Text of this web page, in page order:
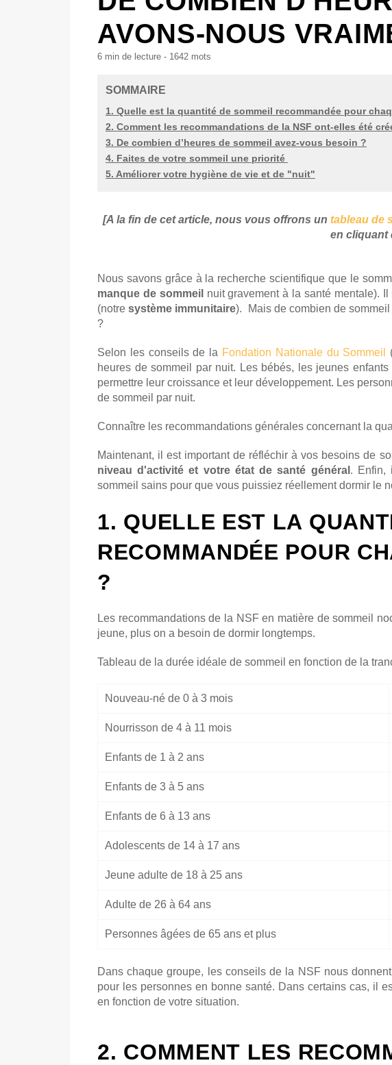
AVONS-NOUS
6 min de lecture - 1642 mots
SOMMAIRE
1. Quelle est la quantité de sommeil recommandée pour
2. Comment les recommandations de la NSF ont-elles été
3. De combien d’heures de sommeil avez-vous besoin ?
4. Faites de votre sommeil une priorité
5. Améliorer votre hygiène de vie et de "nuit"
[A la fin de cet article, nous vous offrons un tableau de
en cliquant
Nous savons grâce à la recherche scientifique que le
manque de sommeil nuit gravement à la santé mentale).
(notresystème immunitaire). Mais de combien de
?
Selon les conseils de la Fondation Nationale du Sommeil
heures de sommeil par nuit. Les bébés, les jeunes
permettre leur croissance et leur développement. Les
de sommeil par nuit.
Connaître les recommandations générales concernant la
Maintenant, il est important de réfléchir à vos besoins de
niveau d'activité et votre état de santé général . Enfin,
sommeil sains pour que vous puissiez réellement dormir le
1. QUELLE EST LA
RECOMMANDÉE POUR
?
Les recommandations de la NSF en matière de sommeil
jeune, plus on a besoin de dormir longtemps.
Tableau de la durée idéale de sommeil en fonction de la
Nouveau-né de 0 à 3 mois
Nourrisson de 4 à 11 mois
Enfants de 1 à 2 ans
Enfants de 3 à 5 ans
Enfants de 6 à 13 ans
Adolescents de 14 à 17 ans
Jeune adulte de 18 à 25 ans
Adulte de 26 à 64 ans
Personnes âgées de 65 ans et plus
Dans chaque groupe, les conseils de la NSF nous
pour les personnes en bonne santé. Dans certains cas, il
en fonction de votre situation.
2. COMMENT LES